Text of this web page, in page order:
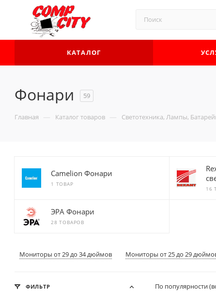
КАТАЛОГ
Фонари 59
Главная — Каталог товаров — Светотехника, Лампы,
Camelion Фонари
1 ТОВАР
16
ЭРА Фонари
28 ТОВАРОВ
Мониторы от 29 до 34 дюймов Мониторы от 25 до 29
По популярности
ФИЛЬТР